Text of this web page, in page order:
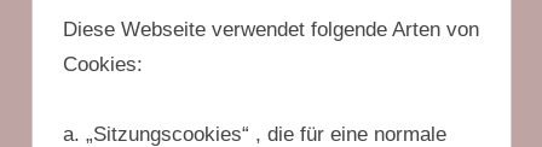
Diese Webseite verwendet folgende Arten von
Cookies:
a. „Sitzungscookies“ , die für eine normale